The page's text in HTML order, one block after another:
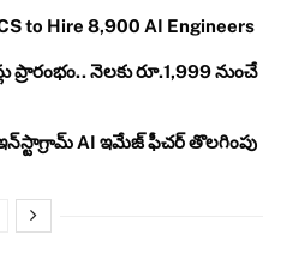
to Hire 8,900 AI Engineers
ప్రారంభం.. నెలకు రూ.1,999 నుంచే
AI ఇమేజ్ ఫీచర్ తొలగింపు